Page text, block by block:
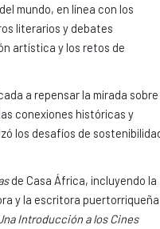
mundo, en línea con los
literarios y debates
artística y los retos de
a repensar la mirada sobre
conexiones históricas y
los desafíos de
de Casa África, incluyendo la
y la escritora puertorriqueña
Introducción a los Cines